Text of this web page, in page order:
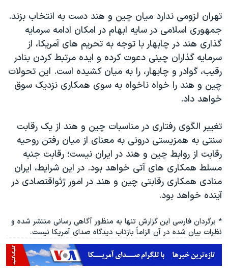
تهران لزومی ندارد میان چین و هند دست به انتخاب بزند.
جمهوری اسلامی در سایه ابهام در امکان ادامه سرمایه
گذاری هند در چابهار با توجه به تحریم های آمریکا، از
سرمایه گذاران چینی دعوت کرده و ایده مرتبط کردن بنادر
رقیب، گوادر و چابهار، را به میان کشیده است. این تحولات
چین و هند را خواه ناخواه به سوی همکاری نزدیک سوق
خواهد داد.
تغییر الگوی رفتاری در مناسبات چین و هند از یک رقابت
سنتی به همزیستی درونی به معنای از میان رفتن روحیه
رقابت از روابط چین و هند در ایران نیست؛ رقابت جنبه
مسلط همکاری های آتی خواهد بود. در این شرایط، ایران
منادی همکاری رقابتی چین و هند در امور ژئواقتصادی در
آینده خواهد بود.
* برگردان فارسی این گزارش تنها به منظور آگاهی رسانی منتشر شده و
نظرات بیان شده در آن الزاماً بازتاب دیدگاه صدای آمریکا نیست.